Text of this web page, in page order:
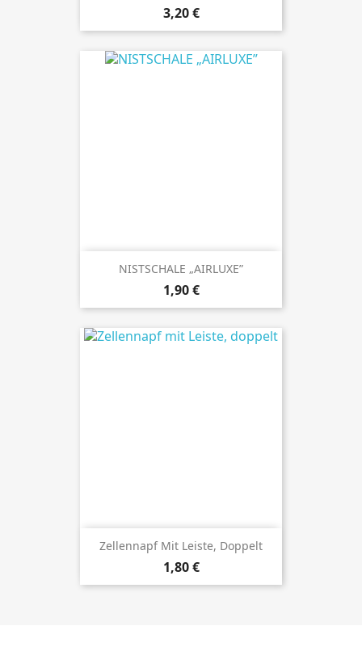
Preis
3,20 €
NISTSCHALE „AIRLUXE”
Preis
1,90 €
Zellennapf Mit Leiste, Doppelt
Preis
1,80 €